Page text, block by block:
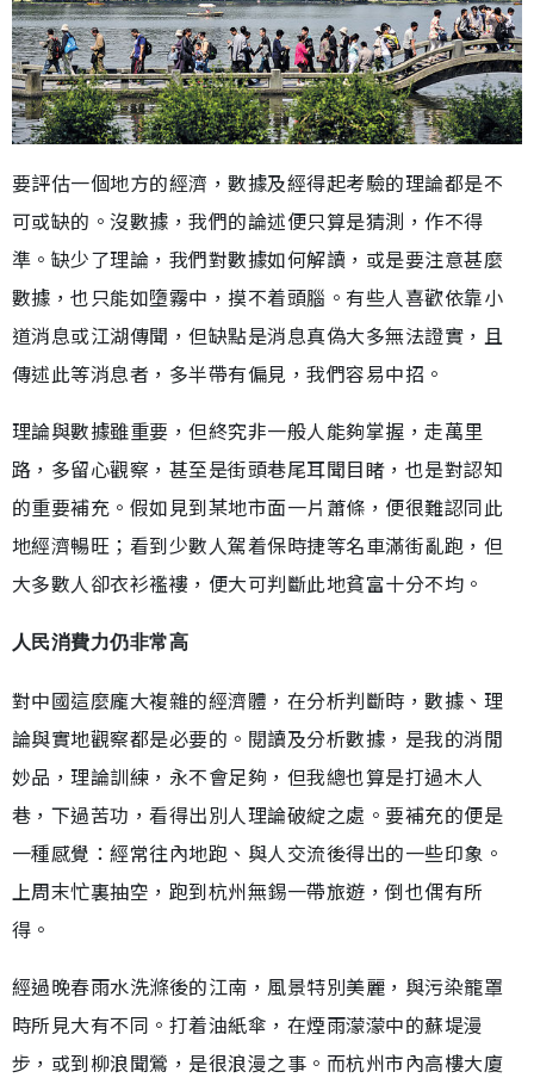
要評估一個地方的經濟，數據及經得起考驗的理論都是不
可或缺的。沒數據，我們的論述便只算是猜測，作不得
準。缺少了理論，我們對數據如何解讀，或是要注意甚麼
數據，也只能如墮霧中，摸不着頭腦。有些人喜歡依靠小
道消息或江湖傳聞，但缺點是消息真偽大多無法證實，且
傳述此等消息者，多半帶有偏見，我們容易中招。
理論與數據雖重要，但終究非一般人能夠掌握，走萬里
路，多留心觀察，甚至是街頭巷尾耳聞目睹，也是對認知
的重要補充。假如見到某地市面一片蕭條，便很難認同此
地經濟暢旺；看到少數人駕着保時捷等名車滿街亂跑，但
大多數人卻衣衫襤褸，便大可判斷此地貧富十分不均。
人民消費力仍非常高
對中國這麼龐大複雜的經濟體，在分析判斷時，數據、理
論與實地觀察都是必要的。閱讀及分析數據，是我的消閒
妙品，理論訓練，永不會足夠，但我總也算是打過木人
巷，下過苦功，看得出別人理論破綻之處。要補充的便是
一種感覺：經常往內地跑、與人交流後得出的一些印象。
上周末忙裏抽空，跑到杭州無錫一帶旅遊，倒也偶有所
得。
經過晚春雨水洗滌後的江南，風景特別美麗，與污染籠罩
時所見大有不同。打着油紙傘，在煙雨濛濛中的蘇堤漫
步，或到柳浪聞鶯，是很浪漫之事。而杭州市內高樓大廈